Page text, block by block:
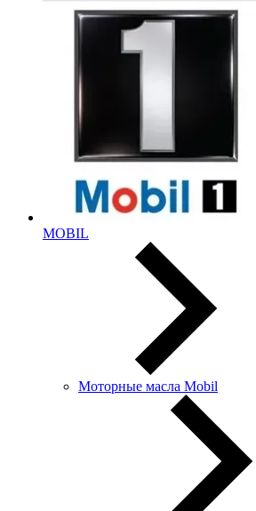
MOBIL
Моторные масла Mobil